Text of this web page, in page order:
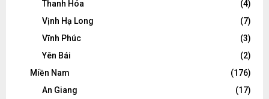
Thanh Hóa
(4)
Vịnh Hạ Long
(7)
Vĩnh Phúc
(3)
Yên Bái
(2)
Miền Nam
(176)
An Giang
(17)